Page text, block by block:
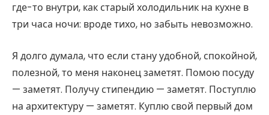
где-то внутри, как старый холодильник на кухне в
три часа ночи: вроде тихо, но забыть невозможно.
Я долго думала, что если стану удобной, спокойной,
полезной, то меня наконец заметят. Помою посуду
— заметят. Получу стипендию — заметят. Поступлю
на архитектуру — заметят. Куплю свой первый дом